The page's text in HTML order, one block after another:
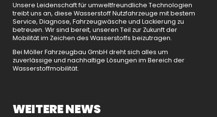
Unsere Leidenschaft für umweltfreundliche Technologien
treibt uns an, diese Wasserstoff Nutzfahrzeuge mit bestem
Service, Diagnose, Fahrzeugwäsche und Lackierung zu
betreuen. Wir sind bereit, unseren Teil zur Zukunft der
Mobilität im Zeichen des Wasserstoffs beizutragen.
Bei Möller Fahrzeugbau GmbH dreht sich alles um
zuverlässige und nachhaltige Lösungen im Bereich der
Wasserstoffmobilität.
WEITERE NEWS